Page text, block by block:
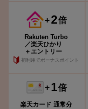
+ 2倍
Rakuten Turbo
／楽天ひかり
＋エントリー
初利用でボーナスポイント
+ 1倍
楽天カード 通常分